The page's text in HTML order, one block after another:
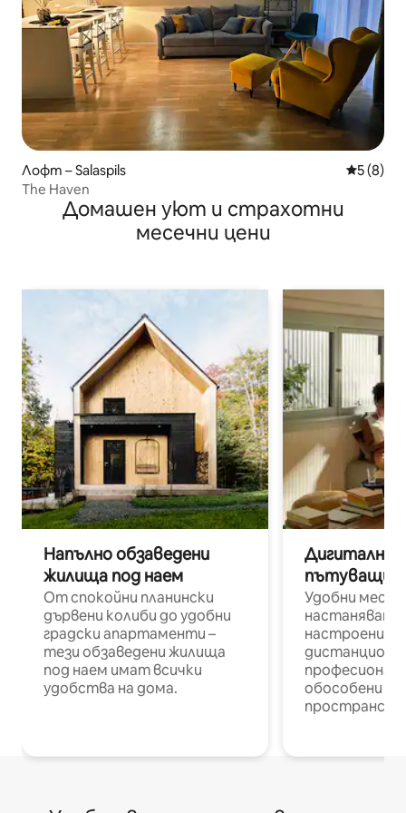
Лофт – Salaspils Средна
5 (8)
The Haven
Домашен уют и страхотни
месечни цени
Напълно обзаведени
жилища под наем
От спокойни планински
дървени колиби до удобни
градски апартаменти –
тези обзаведени жилища
под наем имат всички
удобства на дома.
Дигитални
пътуващи
Удобни
настаняване
настроени и
обособени